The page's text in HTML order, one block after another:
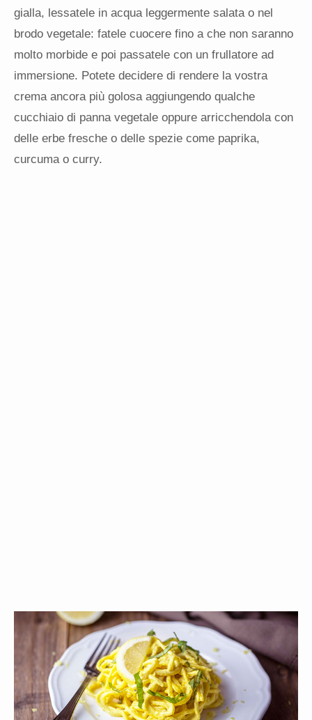
gialla, lessatele in acqua leggermente salata o nel
brodo vegetale: fatele cuocere fino a che non saranno
molto morbide e poi passatele con un frullatore ad
immersione. Potete decidere di rendere la vostra
crema ancora più golosa aggiungendo qualche
cucchiaio di panna vegetale oppure arricchendola con
delle erbe fresche o delle spezie come paprika,
curcuma o curry.